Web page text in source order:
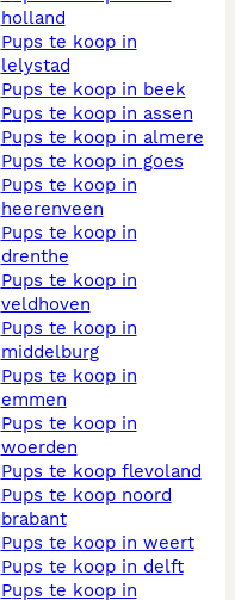
holland
pups te koop in
lelystad
pups te koop in beek
pups te koop in assen
pups te koop in almere
pups te koop in goes
pups te koop in
heerenveen
pups te koop in
drenthe
pups te koop in
veldhoven
pups te koop in
middelburg
pups te koop in
emmen
pups te koop in
woerden
pups te koop flevoland
pups te koop noord
brabant
pups te koop in weert
pups te koop in delft
pups te koop in